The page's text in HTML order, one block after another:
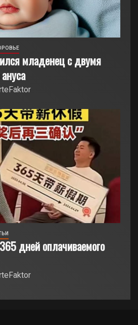
младенец с двумя
дней оплачиваемого